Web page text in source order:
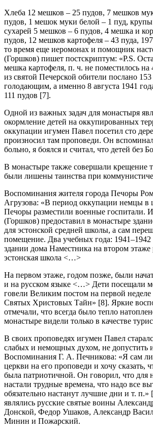
Хлеба 12 мешков – 25 пудов, 7 мешков
пудов, 1 мешок муки белой – 1 пуд,
сухарей 5 мешков – 6 пудов, 4 мешка и
пудов, 12 мешков картофеля – 43 пуда,
то время еще иеромонах и помощник
(Горшков) пишет постскриптум: «P.S.
мешка картофеля, п. ч. не поместилось
из святой Печерской обители послано
голодающим, а именно 8 августа 1941
111 пудов [7].
Одной из важных задач для монастыря
окормление детей на оккупированных
оккупации игумен Павел посетил сто
произносил там проповеди. Он
больно, я боялся и считал, что детей без
В монастыре также совершали крещение
были лишены таинства при
Воспоминания жителя города Печоры
Агрузова: «В период оккупации немцы в
Печоры разместили военные госпитали.
(Горшков) предоставил в монастыре
для эстонской средней школы, а сам
помещение. Два учебных года: 1941–1942
здании дома Наместника на втором этаже
эстонская школа <…>
На первом этаже, годом позже, были
и на русском языке <…> Дети посещали
говели Великим постом на первой
Святых Христовых Тайн» [8]. Яркие
отмечали, что всегда было тепло
монастыре видели только в качестве
В своих проповедях игумен Павел
слабых и немощных духом, не допустить
Воспоминания Г. А. Печникова: «Я сам
церкви на его проповеди и хочу сказать,
была патриотичной. Он говорил, что для
настали трудные времена, что надо все
обязательно настанут лучшие дни и т.
являлись русские святые воины
Донской, Федор Ушаков, Александр
Минин и Пожарский.